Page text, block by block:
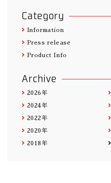
Category
Information
Press release
Product Info
Archive
2026年
2024年
2022年
2020年
2018年